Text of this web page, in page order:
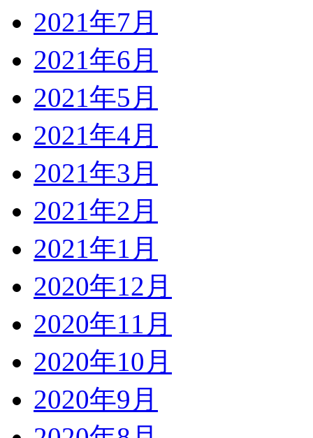
2021年7月
2021年6月
2021年5月
2021年4月
2021年3月
2021年2月
2021年1月
2020年12月
2020年11月
2020年10月
2020年9月